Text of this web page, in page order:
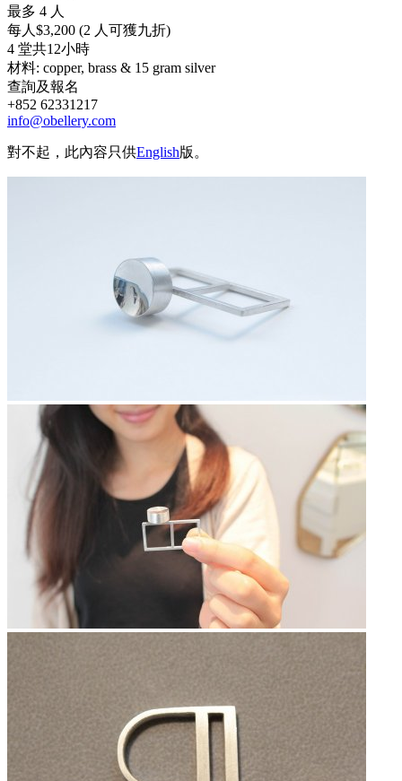
最多 4 人
每人$3,200 (2 人可獲九折)
4 堂共12小時
材料: copper, brass & 15 gram silver
查詢及報名
+852 62331217
info@obellery.com
對不起，此內容只供English版。